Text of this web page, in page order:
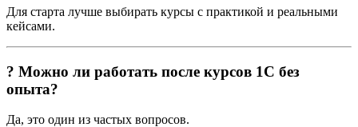
Для старта лучше выбирать курсы с практикой и реальными
кейсами.
? Можно ли работать после курсов 1С без
опыта?
Да, это один из частых вопросов.